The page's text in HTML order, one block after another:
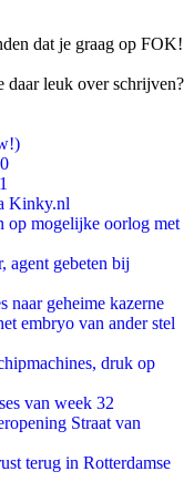
dat je graag op FOK!
daar leuk over schrijven?
Kinky.nl
op mogelijke oorlog met
agent gebeten bij
naar geheime kazerne
embryo van ander stel
druk op
van week 32
Straat van
terug in Rotterdamse